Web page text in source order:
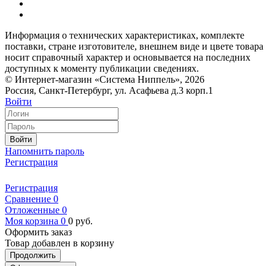
Информация о технических характеристиках, комплекте
поставки, стране изготовителе, внешнем виде и цвете товара
носит справочный характер и основывается на последних
доступных к моменту публикации сведениях.
© Интернет-магазин «Система Ниппель», 2026
Россия, Санкт-Петербург, ул. Асафьева д.3 корп.1
Войти
Войти
Напомнить пароль
Регистрация
Регистрация
Сравнение 0
Отложенные 0
Моя корзина 0 0 руб.
Оформить заказ
Товар добавлен в корзину
Продолжить